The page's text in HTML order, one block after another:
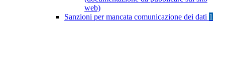
web)
Sanzioni per mancata comunicazione dei dati 1